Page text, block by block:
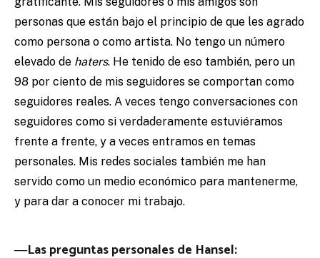
personas que están bajo el principio de que les agrado
como persona o como artista. No tengo un número
elevado de haters. He tenido de eso también, pero un
98 por ciento de mis seguidores se comportan como
seguidores reales. A veces tengo conversaciones con
seguidores como si verdaderamente estuviéramos
frente a frente, y a veces entramos en temas
personales. Mis redes sociales también me han
servido como un medio económico para mantenerme,
y para dar a conocer mi trabajo.
―Las preguntas personales de Hansel: